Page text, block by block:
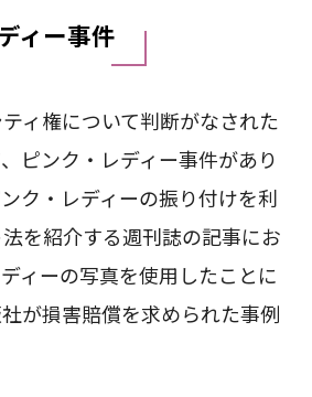
ィー事件
ィ権について判断がなされた
ピンク・レディー事件があり
ク・レディーの振り付けを利
を紹介する週刊誌の記事にお
ィーの写真を使用したことに
が損害賠償を求められた事例